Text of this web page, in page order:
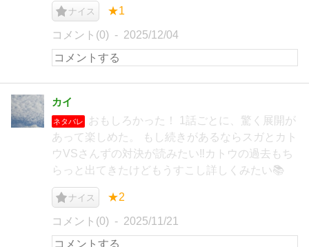
ナイス ★1
コメント(0) 2025/12/04
カイ
ネタバレ
おもしろかった！ 1話ごとに、驚く展開が
あって楽しめた。 もし続きがあるならスガとカト
ウVSさんずの対決が読みたい‼カトウの過去もち
らっと出てきたけどもうすこし詳しくみたい📚
ナイス ★2
コメント(0) 2025/11/21